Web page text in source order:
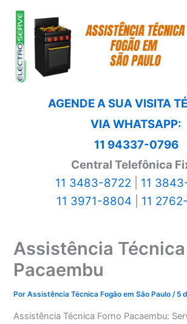
para
conteúdo
AGENDE A SUA VISITA
VIA WHATSAPP:
11 94337-0796
Central Telefônica
11 3483-8722
11
11 3971-8804
11
Assistência
Pacaembu
PorAssistência Técnica Fogão em São Paulo/ 5
Assistência Técnica Forno Pacaembu: